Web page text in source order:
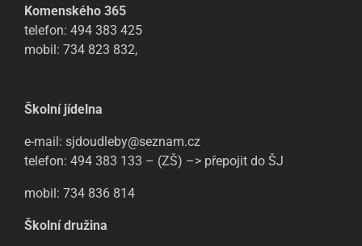
Komenského 365
telefon: 494 383 425
mobil: 734 823 832,
Školní jídelna
e-mail: sjdoudleby@seznam.cz
telefon: 494 383 133 – (ZŠ) –> přepojit do ŠJ
mobil: 734 836 814
Školní družina